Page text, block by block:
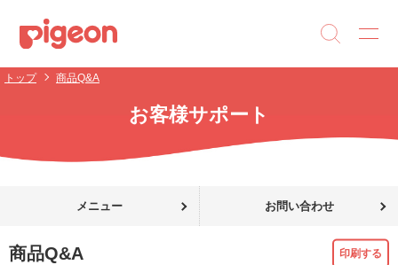
トップ 商品Q&A
お客様サポート
メニュー お問い合わせ
商品Q&A 印刷する